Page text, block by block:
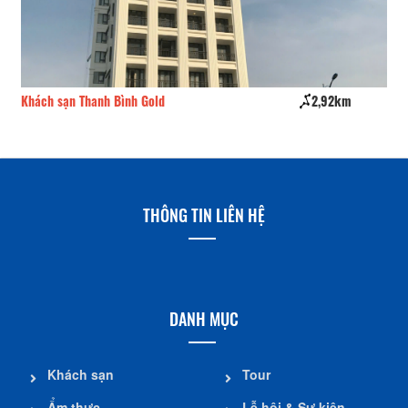
Khách sạn Thanh Bình Gold 2,92km
THÔNG TIN LIÊN HỆ
DANH MỤC
Khách sạn
Tour